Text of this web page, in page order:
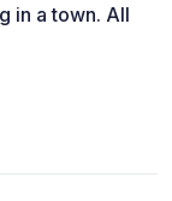
in a town. All